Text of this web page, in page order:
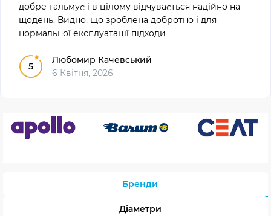
добре гальмує і в цілому відчувається надійно на
щодень. Видно, що зроблена добротно і для
нормальної експлуатації підходи
5
Любомир Качевський
6 Квітня, 2026
Бренди
Діаметри